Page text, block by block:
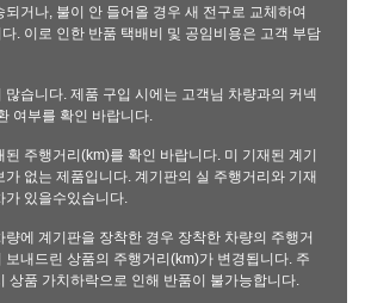
되거나, 불이 안 들어올 경우 새 전구로 교체하여
. 이로 인한 반품 택배비 및 공임비용은 고객 부담
많습니다. 제품 구입 시에는 고객님 차량과의 커넥
여부를 확인 바랍니다.
주행거리(km)를 확인 바랍니다. 미 기재된 계기
가 없는 제품입니다. 계기판의 실 주행거리와 기재
가 있을수있습니다.
에 계기판을 장착한 경우 장착한 차량의 주행거
보내드린 상품의 주행거리(km)가 변경됩니다. 주
상품 가치하락으로 인해 반품이 불가능합니다.